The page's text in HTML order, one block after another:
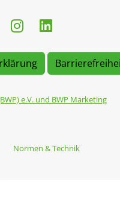
e.V. und BWP Marketing
Normen & Technik